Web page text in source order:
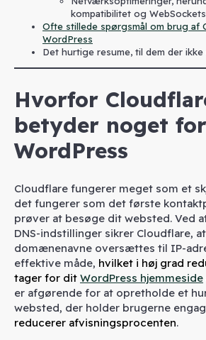
kompatibilitet og WebSockets
Ofte stillede spørgsmål om brug af
WordPress
Det hurtige resume, til dem der
Hvorfor
betyder noget for
WordPress
Cloudflare fungerer meget som et
det fungerer som det første
prøver at besøge dit websted. Ved
DNS-indstillinger sikrer Cloudflare,
domænenavne oversættes til IP-
effektive måde, hvilket i høj grad
tager for dit WordPress hjemmeside
er afgørende for at opretholde et
websted, der holder brugerne
reducerer afvisningsprocenten.